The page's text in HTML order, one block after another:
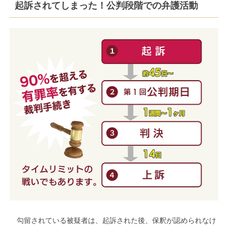
起訴されてしまった！公判段階での弁護活動
勾留されている被疑者は、起訴された後、保釈が認められなけ